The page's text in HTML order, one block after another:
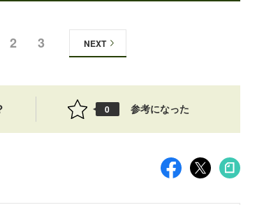
2 3 NEXT
0 参考になった